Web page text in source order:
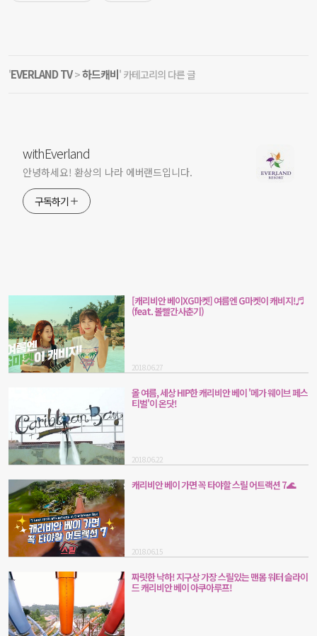
'EVERLAND TV>하드캐비' 카테고리의 다른 글
withEverland
안녕하세요! 환상의 나라 에버랜드입니다.
구독하기
[캐리비안 베이XG마켓] 여름엔 G마켓이 캐비지!♬
(feat. 볼빨간사춘기)
2018.06.27
올 여름, 세상 HIP한 캐리비안 베이 '메가 웨이브 페스
티벌'이 온닷!
2018.06.22
캐리비안 베이 가면 꼭 타야할 스릴 어트랙션 7🌊
2018.06.15
짜릿한 낙하! 지구상 가장 스릴있는 맨몸 워터 슬라이
드 캐리비안 베이 아쿠아루프!